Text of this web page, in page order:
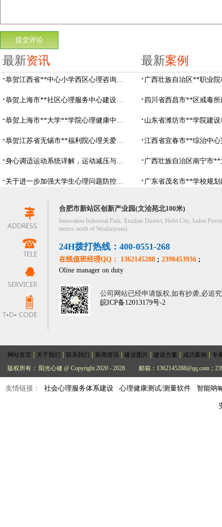
最新资讯
恭贺江西省**中心小学西区心理咨询教室设备采购项目由阳光心健代理商中标
恭贺上海市**社区心理服务中心建设项目由阳光心健代理商中标
恭贺上海市**大学**学院心理健康中心建设项目由阳光心健代理商中标
恭贺江苏省无锡市**福利院心理关爱中心建设项目由阳光心健代理商中标
身心调适运动系统详解，运动减压与心理调适全指南
关于进一步加强大学生心理问题防控，防控大学生心理危机
最新案例
合肥市新站区创新产业园(文浍苑北100米)
Innovation Industrial Park, Xinzhan District, Hefei City, Anhui
meters north of Wenhuiyuan)
24H拨打热线：400-0551-268
在线值班经理QQ： 1362145288 ; 2398453936 ;
Oline manager on duty
公司网站已经申请版权,如有抄袭,必追
皖ICP备12013179号-2
网站首页 关于我们 联系我们 新闻资讯 建设图片 建设方案 成功案例
专
版权所有： 阳光心健 @ Copyright 2020 - 2028.
邮箱：1362145288@qq.com；
友情链接： 社会心理服务体系建设 心理健康测试/测量软件 智能呐